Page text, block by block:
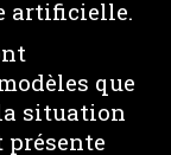
artificielle.
que
situation
présente